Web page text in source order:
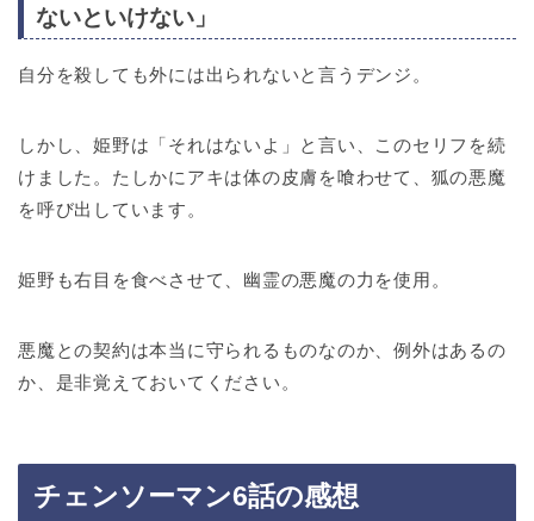
ないといけない」
自分を殺しても外には出られないと言うデンジ。
しかし、姫野は「それはないよ」と言い、このセリフを続
けました。たしかにアキは体の皮膚を喰わせて、狐の悪魔
を呼び出しています。
姫野も右目を食べさせて、幽霊の悪魔の力を使用。
悪魔との契約は本当に守られるものなのか、例外はあるの
か、是非覚えておいてください。
チェンソーマン6話の感想